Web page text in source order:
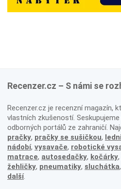
Recenzer.cz – S námi se
Recenzer.cz je recenzní magazín,
vlastních zkušeností.
odborných portálů ze zahraničí.
pračky, pračky se sušičkou,
nádobí, vysavače, robotické
matrace, autosedačky, kočárky,
žehličky, pneumatiky, sluchátka,
další.